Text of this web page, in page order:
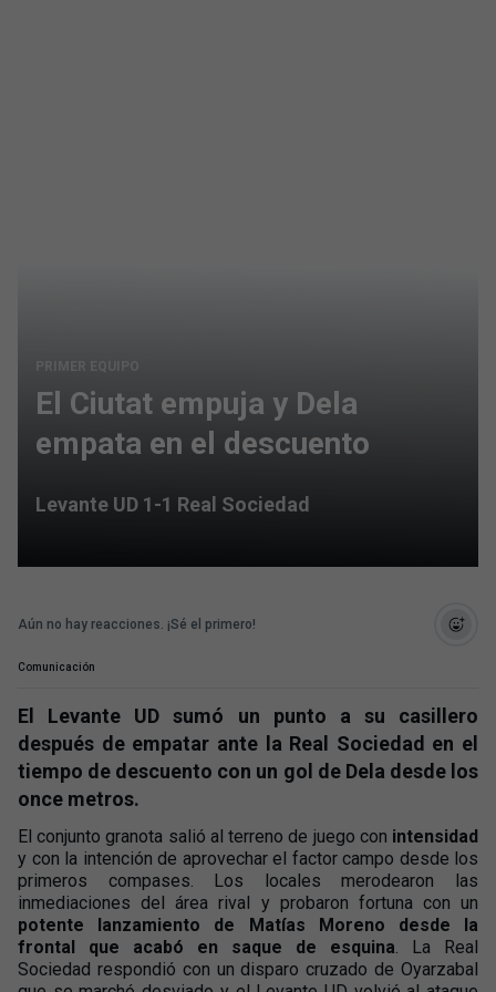
PRIMER EQUIPO
El Ciutat empuja y Dela
empata en el descuento
Levante UD 1-1 Real Sociedad
Aún no hay reacciones. ¡Sé el primero!
Comunicación
El Levante UD sumó un punto a su casillero
después de empatar ante la Real Sociedad en el
tiempo de descuento con un gol de Dela desde los
once metros.
El conjunto granota salió al terreno de juego con intensidad
y con la intención de aprovechar el factor campo desde los
primeros compases. Los locales merodearon las
inmediaciones del área rival y probaron fortuna con un
potente lanzamiento de Matías Moreno desde la
frontal que acabó en saque de esquina. La Real
Sociedad respondió con un disparo cruzado de Oyarzabal